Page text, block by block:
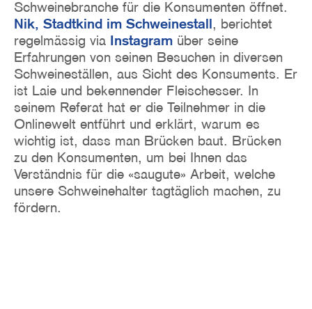
Schweinebranche für die Konsumenten öffnet.
Nik, Stadtkind im Schweinestall, berichtet
regelmässig via Instagram über seine
Erfahrungen von seinen Besuchen in diversen
Schweineställen, aus Sicht des Konsuments. Er
ist Laie und bekennender Fleischesser. In
seinem Referat hat er die Teilnehmer in die
Onlinewelt entführt und erklärt, warum es
wichtig ist, dass man Brücken baut. Brücken
zu den Konsumenten, um bei Ihnen das
Verständnis für die «saugute» Arbeit, welche
unsere Schweinehalter tagtäglich machen, zu
fördern.